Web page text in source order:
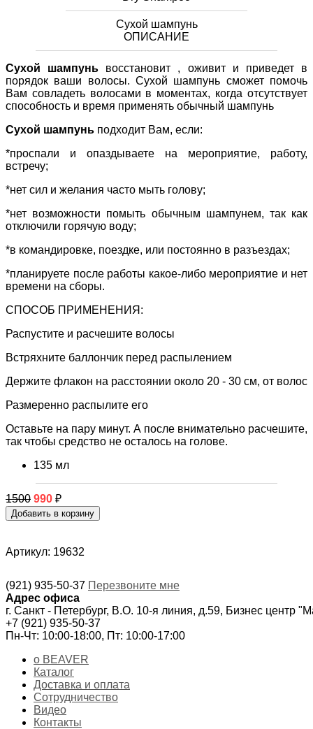
Сухой шампунь
ОПИСАНИЕ
Сухой шампунь восстановит , оживит и приведет в
порядок ваши волосы. Сухой шампунь сможет помочь
Вам совладеть волосами в моментах, когда отсутствует
способность и время применять обычный шампунь
Сухой шампунь подходит Вам, если:
*проспали и опаздываете на мероприятие, работу,
встречу;
*нет сил и желания часто мыть голову;
*нет возможности помыть обычным шампунем, так как
отключили горячую воду;
*в командировке, поездке, или постоянно в разъездах;
*планируете после работы какое-либо мероприятие и нет
времени на сборы.
СПОСОБ ПРИМЕНЕНИЯ:
Распустите и расчешите волосы
Встряхните баллончик перед распылением
Держите флакон на расстоянии около 20 - 30 см, от волос
Размеренно распылите его
Оставьте на пару минут. А после внимательно расчешите,
так чтобы средство не осталось на голове.
135 мл
1500 990 ₽
Артикул: 19632
(921) 935-50-37 Перезвоните мне
Адрес офиса
г. Санкт - Петербург, В.О. 10-я линия, д.59, Бизнес центр
+7 (921) 935-50-37
Пн-Чт: 10:00-18:00, Пт: 10:00-17:00
о BEAVER
Каталог
Доставка и оплата
Сотрудничество
Видео
Контакты